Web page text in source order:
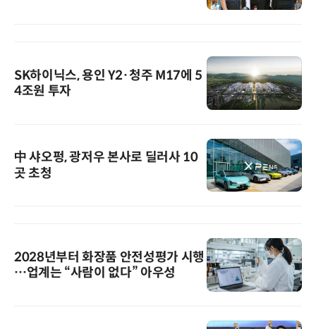
SK하이닉스, 용인 Y2·청주 M17에 5
4조원 투자
中 샤오펑, 광저우 본사로 딜러사 10
곳 초청
2028년부터 화장품 안전성평가 시행
…업계는 “사람이 없다” 아우성